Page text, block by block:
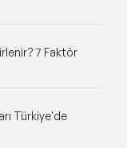
7 Faktör
Türkiye'de